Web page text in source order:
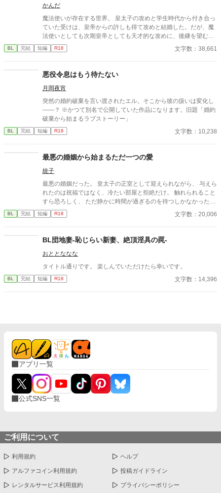
着する第二のα、そして希少Ωを巡る陰謀。 もう二度と傷つきた
くないΩが最後に選ぶ相手とは――。 捨てた側の後悔と執着が加
速する、すれ違いオメガバースBL。
かんだ
魔法使いが存在する世界。 皇太子の攻めと学生時代から付き合っ
ていた受けは、皇帝からの許しも得て攻めと結婚した。だが、魔
法使いとしても次期皇帝としても天才的な攻めに、後継を望む周
囲は多い。 好きなだけではどうにもならないと理解している受け
は、攻めに後継を作ることを進言するしかなく…。
BL 完結 短編 R18 文字数：38,661
悪役令息はもう待たない
月岡夜宵
突然の婚約破棄を言い渡されたエル。そこから彼の扱いは変化し
――？ ※かつて別名で公開していた作品になります。旧題「婚約
破棄から始まるラブストーリー」
BL 完結 短編 R18 文字数：10,238
最悪の婚姻から始まるただ一つの愛
統子
最悪の婚姻だった。 皇太子の正室として迎えられながら、 与えら
れたのは祝福ではなく、冷たい部屋と拒絶だけ。 触れられること
すら恐ろしく、 ただ静かに時間が過ぎるのを待つしかなかった。
けれど—— 差し出された手は、思っていたものとは違っていた。
無理に触れない。 急がない。 ただ、こちらの様子を確かめるよう
り前になり、 言葉を交わす時間が、夜の習慣になっていた。 触れ
られるたびに怖さは消え、 代わりに残るのは、離れがたい温も
り。 これは、最悪の婚姻から始まった関係が、 やがて“ただ一
人”へと変わっていく物語。 望まれなかったはずのはじまりが、
い、溺れるような愛の記録。
BL 完結 短編 R18 文字数：20,006
BL団地妻-恥じらい新妻、絶頂淫具の罠-
おととななな
タイトル通りです。 楽しんでいただけたら幸いです。
BL 完結 短編 R18 文字数：14,396
アプリ一覧
公式SNS一覧
ご利用について
利用規約 ヘルプ
アルファコイン利用規約 投稿ガイドライン
レンタルサービス利用規約 プライバシーポリシー